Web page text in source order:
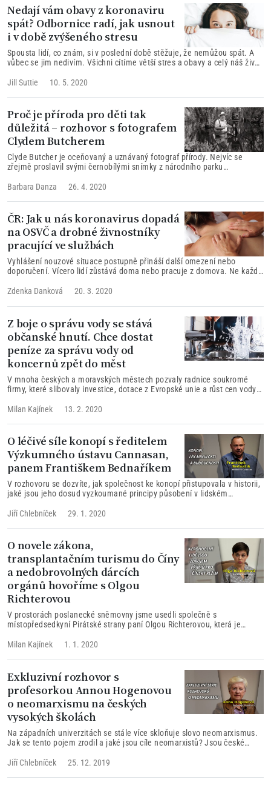
farmaceutických společností...
Nedají vám obavy z koronaviru
spát? Odbornice radí, jak usnout
i v době zvýšeného stresu
Spousta lidí, co znám, si v poslední době stěžuje, že nemůžou spát. A
vůbec se jim nedivím. Všichni cítíme větší stres a obavy a celý náš život
Jill Suttie
10. 5. 2020
Proč je příroda pro děti tak
důležitá – rozhovor s fotografem
Clydem Butcherem
Clyde Butcher je oceňovaný a uznávaný fotograf přírody. Nejvíc se
zřejmě proslavil svými černobílými snímky z národního parku
Barbara Danza
26. 4. 2020
ČR: Jak u nás koronavirus dopadá
na OSVČ a drobné živnostníky
pracující ve službách
Vyhlášení nouzové situace postupně přináší další omezení nebo
doporučení. Vícero lidí zůstává doma nebo pracuje z domova. Ne každý
živnostníků z oboru služeb, jak prožívají nastalou situaci a jak se jim jeví
Zdenka Danková 20. 3. 2020
Z boje o správu vody se stává
občanské hnutí. Chce dostat
peníze za správu vody od
koncernů zpět do měst
V mnoha českých a moravských městech pozvaly radnice soukromé
firmy, které slibovaly investice, dotace z Evropské unie a růst cen vody
dopadlo v praxi...
Milan Kajínek 13. 2. 2020
O léčivé síle konopí s ředitelem
Výzkumného ústavu Cannasan,
panem Františkem Bednaříkem
V rozhovoru se dozvíte, jak společnost ke konopí přistupovala v historii,
jaké jsou jeho dosud vyzkoumané principy působení v lidském
medicínském systému.
Jiří Chlebníček 29. 1. 2020
O novele zákona,
transplantačním turismu do Číny
a nedobrovolných dárcích
orgánů hovoříme s Olgou
Richterovou
V prostorách poslanecké sněmovny jsme usedli společně s
místopředsedkyní Pirátské strany paní Olgou Richterovou, která je
proč by mělo dojít k novele transplantačního zákona, jaký je důvod pro
novele vyvíjí...
Milan Kajínek 1. 1. 2020
Exkluzivní rozhovor s
profesorkou Annou Hogenovou
o neomarxismu na českých
vysokých školách
Na západních univerzitách se stále více skloňuje slovo neomarxismus.
Jak se tento pojem zrodil a jaké jsou cíle neomarxistů? Jsou české
otevírají novému pojetí „svobody“? Na tato a další témata jsme se ptali
Jiří Chlebníček 25. 12. 2019